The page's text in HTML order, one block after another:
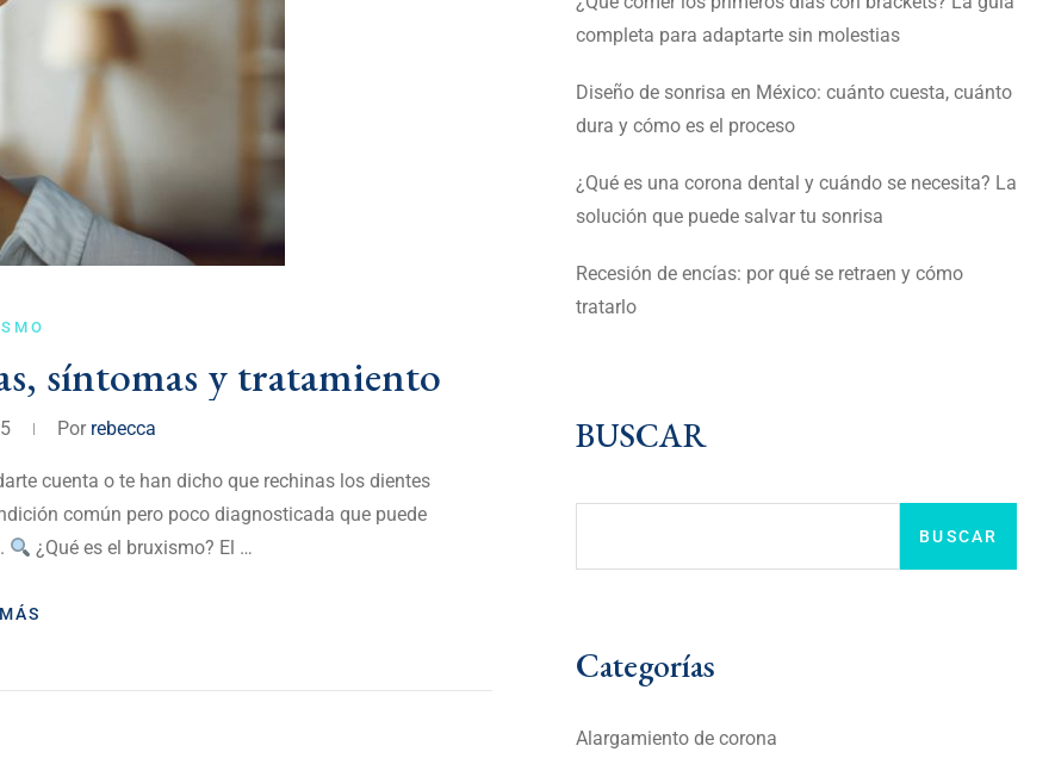
síntomas y tratamiento
Por rebecca
cuenta o te han dicho que rechinas los dientes
común pero poco diagnosticada que puede
¿Qué es el bruxismo? El …
completa para adaptarte sin molestias
Diseño de sonrisa en México: cuánto cuesta, cuánto
dura y cómo es el proceso
¿Qué es una corona dental y cuándo se necesita? La
solución que puede salvar tu sonrisa
Recesión de encías: por qué se retraen y cómo
tratarlo
BUSCAR
BUSCAR
Categorías
Alargamiento de corona